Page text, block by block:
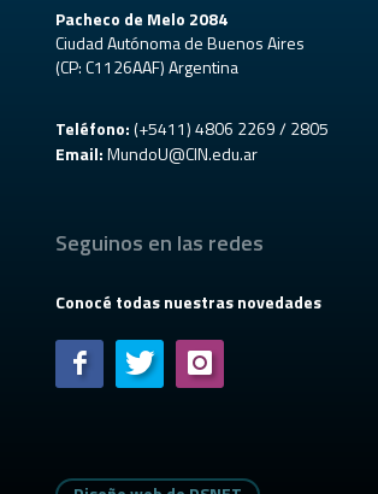
Pacheco de Melo 2084
Ciudad Autónoma de Buenos Aires
(CP: C1126AAF) Argentina
Teléfono:(+5411) 4806 2269 / 2805
Email: MundoU@CIN.edu.ar
Seguinos en las redes
Conocé todas nuestras novedades